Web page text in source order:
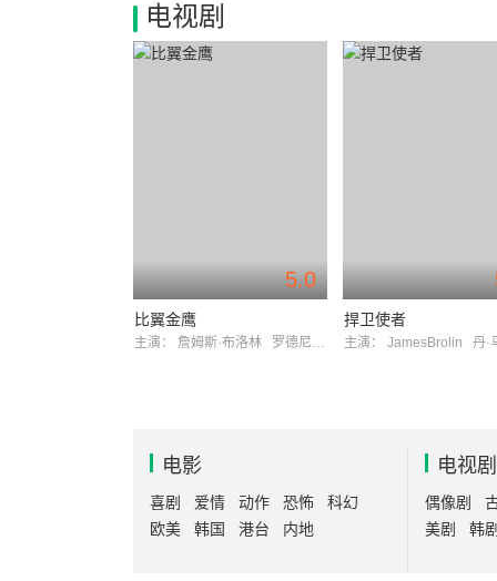
电视剧
5.0
比翼金鹰
主演： 詹姆斯·布洛林 罗德尼·罗兰德
捍卫使者
主演： JamesBrolin 丹
电影
喜剧 爱情 动作 恐怖
科幻
欧美
韩国 港台 内地
电视剧
偶像剧
美剧
韩